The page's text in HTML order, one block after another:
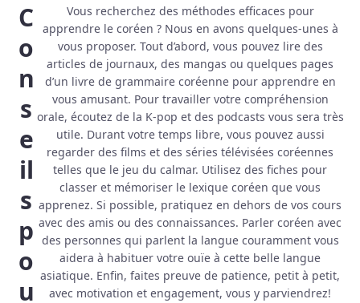
C
o
n
s
e
il
s
p
o
u
Vous recherchez des méthodes efficaces pour
apprendre le coréen ? Nous en avons quelques-unes à
vous proposer. Tout d’abord, vous pouvez lire des
articles de journaux, des mangas ou quelques pages
d’un livre de grammaire coréenne pour apprendre en
vous amusant. Pour travailler votre compréhension
orale, écoutez de la K-pop et des podcasts vous sera très
utile. Durant votre temps libre, vous pouvez aussi
regarder des films et des séries télévisées coréennes
telles que le jeu du calmar. Utilisez des fiches pour
classer et mémoriser le lexique coréen que vous
apprenez. Si possible, pratiquez en dehors de vos cours
avec des amis ou des connaissances. Parler coréen avec
des personnes qui parlent la langue couramment vous
aidera à habituer votre ouïe à cette belle langue
asiatique. Enfin, faites preuve de patience, petit à petit,
avec motivation et engagement, vous y parviendrez!